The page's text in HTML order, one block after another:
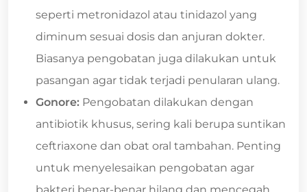
seperti metronidazol atau tinidazol yang
diminum sesuai dosis dan anjuran dokter.
Biasanya pengobatan juga dilakukan untuk
pasangan agar tidak terjadi penularan ulang.
Gonore: Pengobatan dilakukan dengan
antibiotik khusus, sering kali berupa suntikan
ceftriaxone dan obat oral tambahan. Penting
untuk menyelesaikan pengobatan agar
bakteri benar-benar hilang dan mencegah